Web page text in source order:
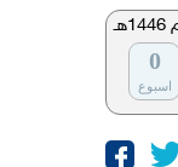
0
اسبوع